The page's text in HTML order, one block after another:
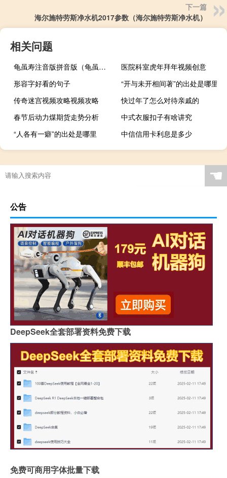
下一篇
海尔施特劳斯净水机2017参数（海尔施特劳斯净水机）
相关问题
龟虽寿注音版拼音版（龟虽寿注音版）
医院科室虎年拜年视频创意
形容字好看的句子
“开与未开相间著”的出处是哪里
传奇迷宫视频攻略视频攻略
快过年了怎么对待亲戚的
春节后动力煤期货走势分析
中式衣服扣子有啥讲究
“人各有一癖”的出处是哪里
中信信用卡利息是多少
☚
公告
DeepSeek全套部署资料免费下载
免费可商用字体批量下载